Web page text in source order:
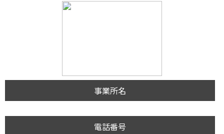
事業所名
電話番号